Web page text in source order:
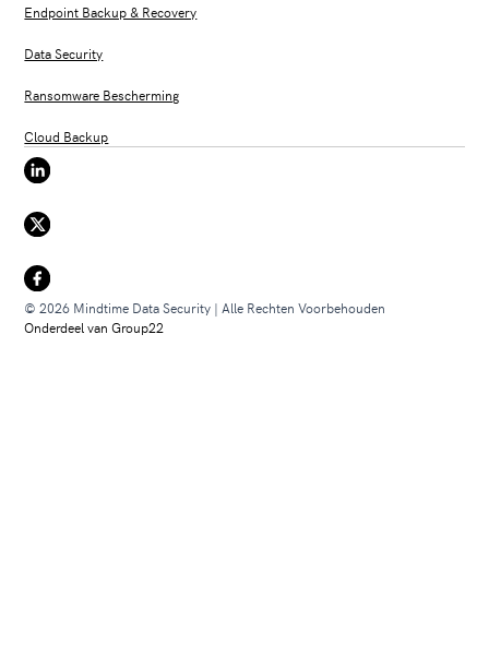
Endpoint Backup & Recovery
Data Security
Ransomware Bescherming
Cloud Backup
© 2026 Mindtime Data Security | Alle Rechten Voorbehouden
Onderdeel van Group22